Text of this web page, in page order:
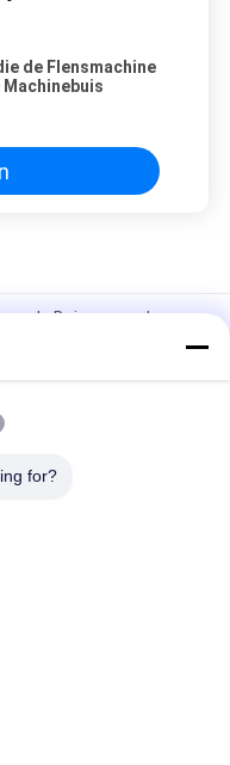
de Flensmachine
Machinebuis
de Buizen van de
maken van de
for?